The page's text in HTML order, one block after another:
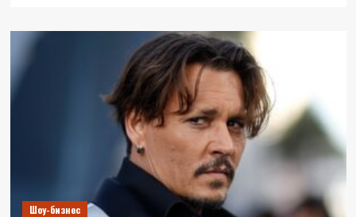
За
некачественную
красоты
полагается
компенсация
Шоу-бизнес